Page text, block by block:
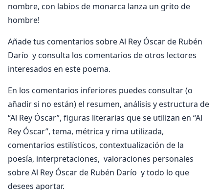
nombre, con labios de monarca lanza un grito de
hombre!
Añade tus comentarios sobre Al Rey Óscar de Rubén
Darío y consulta los comentarios de otros lectores
interesados en este poema.
En los comentarios inferiores puedes consultar (o
añadir si no están) el resumen, análisis y estructura de
“Al Rey Óscar”, figuras literarias que se utilizan en “Al
Rey Óscar”, tema, métrica y rima utilizada,
comentarios estilísticos, contextualización de la
poesía, interpretaciones, valoraciones personales
sobre Al Rey Óscar de Rubén Darío y todo lo que
desees aportar.